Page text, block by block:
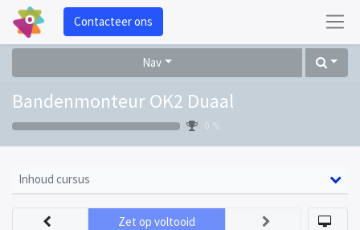
Contacteer ons
Nav
Bandenmonteur OK2 Duaal
0 %
Inhoud cursus
Zet op voltooid